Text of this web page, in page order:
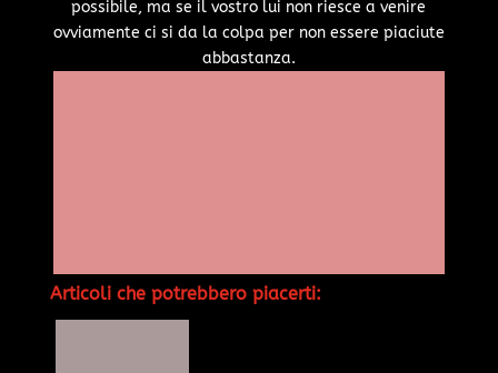
possibile, ma se il vostro lui non riesce a venire
ovviamente ci si da la colpa per non essere piaciute
abbastanza.
Articoli che potrebbero piacerti: